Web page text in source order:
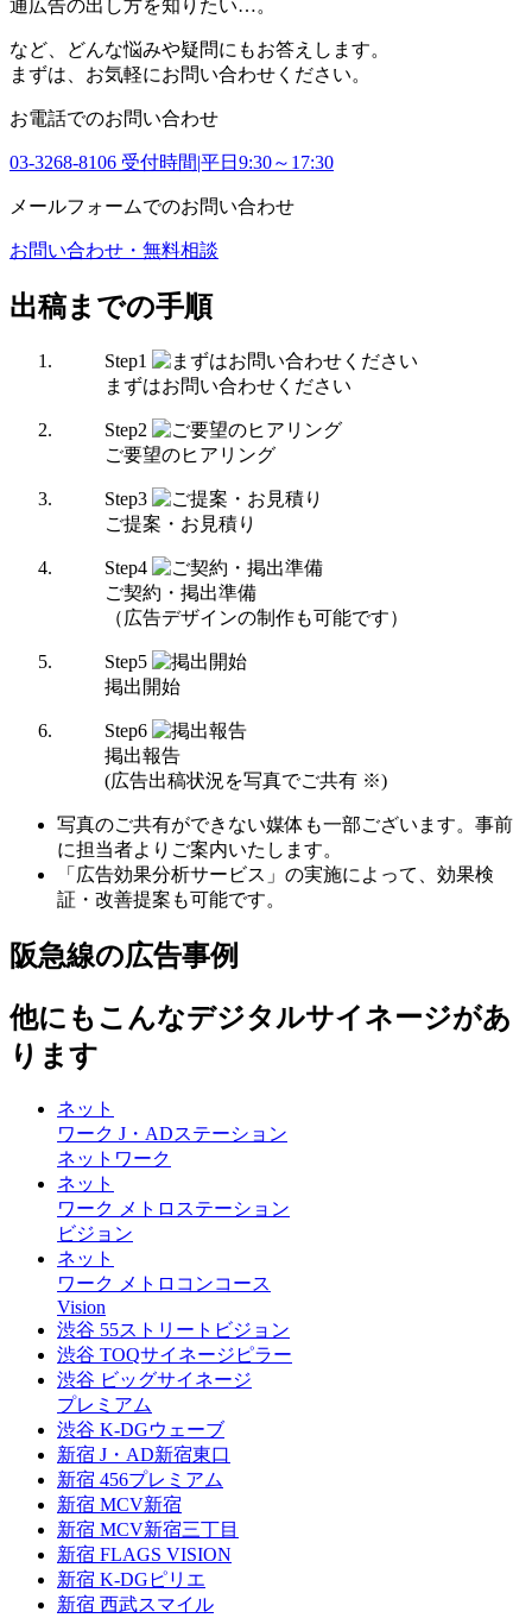
など、どんな悩みや疑問にもお答えします。
まずは、お気軽にお問い合わせください。
お電話でのお問い合わせ
03-3268-8106 受付時間|平日9:30～17:30
メールフォームでのお問い合わせ
お問い合わせ・無料相談
出稿までの手順
Step1
まずはお問い合わせください
Step2
ご要望のヒアリング
Step3
ご提案・お見積り
Step4
ご契約・掲出準備
（広告デザインの制作も可能です）
Step5
掲出開始
Step6
掲出報告
(広告出稿状況を写真でご共有 ※)
写真のご共有ができない媒体も一部ございます。事前
に担当者よりご案内いたします。
「広告効果分析サービス」の実施によって、効果検
証・改善提案も可能です。
阪急線の広告事例
他にもこんなデジタルサイネージがあ
ります
ネット
ワーク J・ADステーション
ネットワーク
ネット
ワーク メトロステーション
ビジョン
ネット
ワーク メトロコンコース
Vision
渋谷 55ストリートビジョン
渋谷 TOQサイネージピラー
渋谷 ビッグサイネージ
プレミアム
渋谷 K-DGウェーブ
新宿 J・AD新宿東口
新宿 456プレミアム
新宿 MCV新宿
新宿 MCV新宿三丁目
新宿 FLAGS VISION
新宿 K-DGピリエ
新宿 西武スマイル